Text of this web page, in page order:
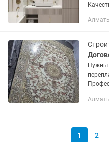
Нужны
1 2